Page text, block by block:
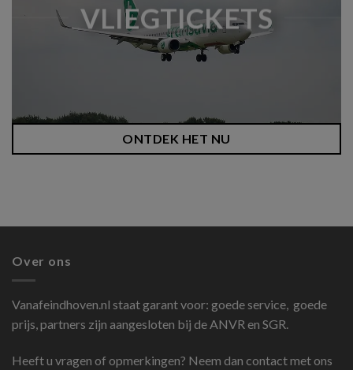
VLIEGTICKETS
ONTDEK HET NU
Over ons
Vanafeindhoven.nl staat garant voor: goede service, goede
prijs, partners zijn aangesloten bij de ANVR en SGR.
Heeft u vragen of opmerkingen? Neem dan contact met ons